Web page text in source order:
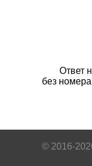
Ответ
без
© 2016-